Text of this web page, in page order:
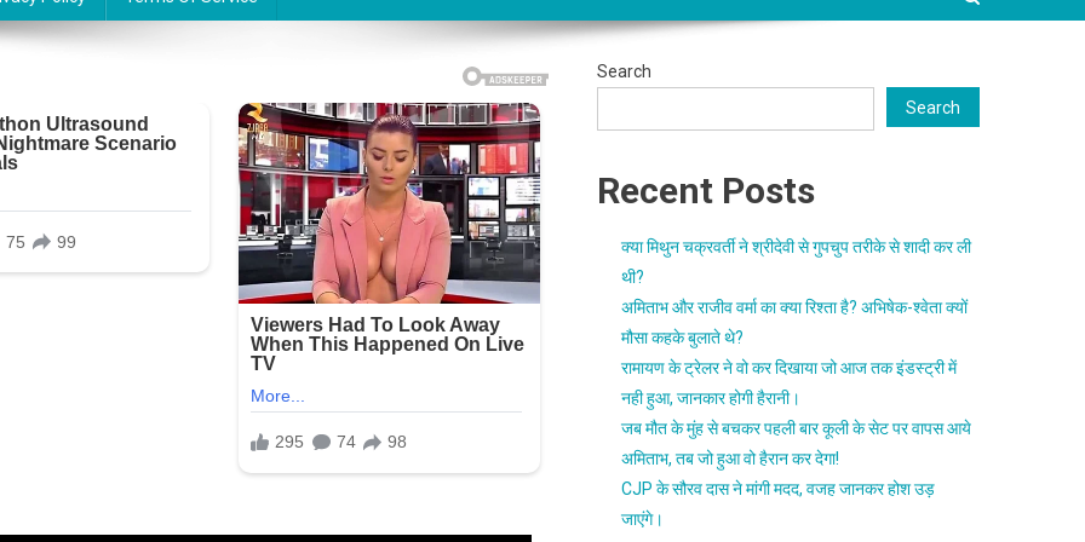
Search
Search
Recent Posts
क्या मिथुन चक्रवर्ती ने श्रीदेवी से गुपचुप तरीके से शादी कर ली
थी?
अमिताभ और राजीव वर्मा का क्या रिश्ता है? अभिषेक-श्वेता क्यों
मौसा कहके बुलाते थे?
रामायण के ट्रेलर ने वो कर दिखाया जो आज तक इंडस्ट्री में
नही हुआ, जानकार होगी हैरानी।
जब मौत के मुंह से बचकर पहली बार कूली के सेट पर वापस आये
अमिताभ, तब जो हुआ वो हैरान कर देगा!
CJP के सौरव दास ने मांगी मदद, वजह जानकर होश उड़
जाएंगे।